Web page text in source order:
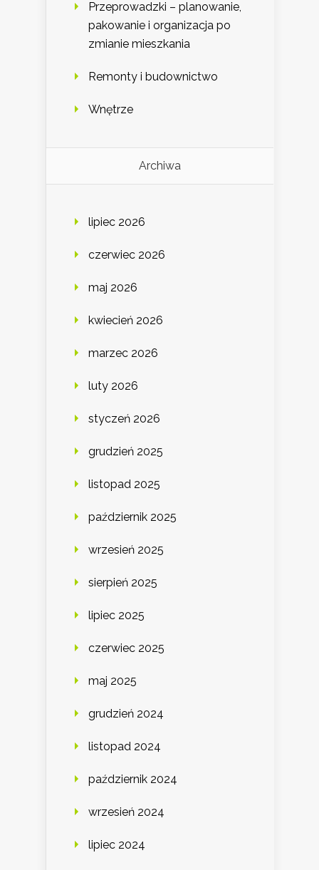
Przeprowadzki – planowanie,
pakowanie i organizacja po
zmianie mieszkania
Remonty i budownictwo
Wnętrze
Archiwa
lipiec 2026
czerwiec 2026
maj 2026
kwiecień 2026
marzec 2026
luty 2026
styczeń 2026
grudzień 2025
listopad 2025
październik 2025
wrzesień 2025
sierpień 2025
lipiec 2025
czerwiec 2025
maj 2025
grudzień 2024
listopad 2024
październik 2024
wrzesień 2024
lipiec 2024